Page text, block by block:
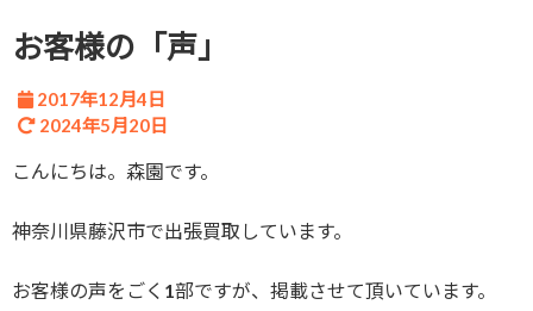
お客様の「声」
2017年12月4日
2024年5月20日
こんにちは。森園です。
神奈川県藤沢市で出張買取しています。
お客様の声をごく1部ですが、掲載させて頂いています。